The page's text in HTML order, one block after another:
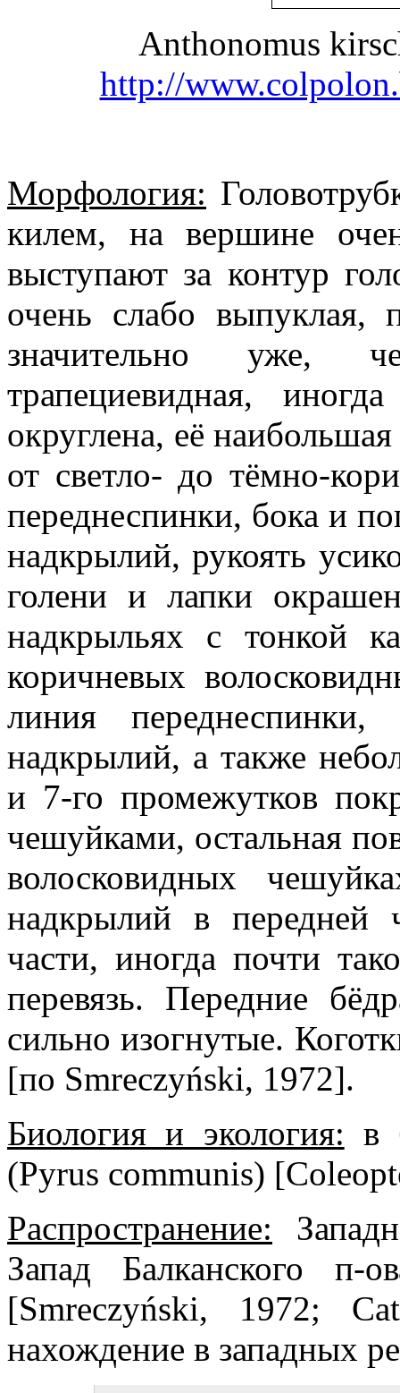
Anthonomus
http://
Морфология:
килем, на вершине
выступают за контур
очень слабо выпуклая,
значительно уже,
трапециевидная,
округлена, её
от светло- до тёмно-
переднеспинки, бока и
надкрылий, рукоять
голени и лапки
надкрыльях с тонкой
коричневых
линия
надкрылий, а также
и 7-го промежутков
чешуйками, остальная
волосковидных
надкрылий в передней
части, иногда почти
перевязь. Передние
сильно изогнутые.
[по Smreczyński, 1972].
Биология и экология: в
(Pyrus communis)
Распространение:
Запад Балканского п-
[Smreczyński, 1972;
нахождение в западных